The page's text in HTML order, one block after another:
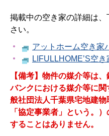
掲載中の空き家の詳細は
さい。
アットホーム空き家
LIFULLHOME’S空
【備考】物件の媒介等は
バンクにおける媒介等に
般社団法人千葉県宅地建
「協定事業者」という。
することはありません。